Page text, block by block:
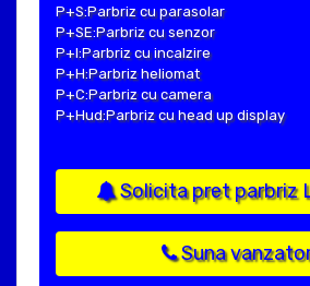
P+S:Parbriz cu parasolar
P+SE:Parbriz cu senzor
P+I:Parbriz cu incalzire
P+H:Parbriz heliomat
P+C:Parbriz cu camera
P+Hud:Parbriz cu head up display
Solicita pret parbriz
Suna